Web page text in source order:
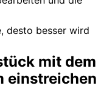
desto besser wird
mit dem
einstreichen